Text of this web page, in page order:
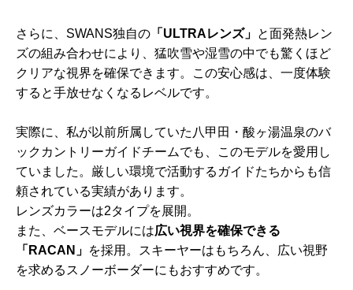
さらに、SWANS独自の 「ULTRAレンズ」 と面発熱レン
ズの組み合わせにより、猛吹雪や湿雪の中でも驚くほど
クリアな視界を確保できます。この安心感は、一度体験
すると手放せなくなるレベルです。
実際に、私が以前所属していた八甲田・酸ヶ湯温泉のバ
ックカントリーガイドチームでも、このモデルを愛用し
ていました。厳しい環境で活動するガイドたちからも信
頼されている実績があります。
レンズカラーは2タイプを展開。
また、ベースモデルには広い視界を確保できる
「RACAN」 を採用。スキーヤーはもちろん、広い視野
を求めるスノーボーダーにもおすすめです。